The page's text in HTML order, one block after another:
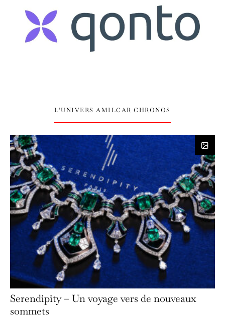
L’UNIVERS AMILCAR CHRONOS
Serendipity – Un voyage vers de nouveaux
sommets